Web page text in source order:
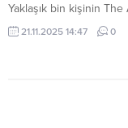
Yaklaşık bin kişinin The
İskele Hotel’de
organizasyon, iki ayrı
21.11.2025 14:47 0